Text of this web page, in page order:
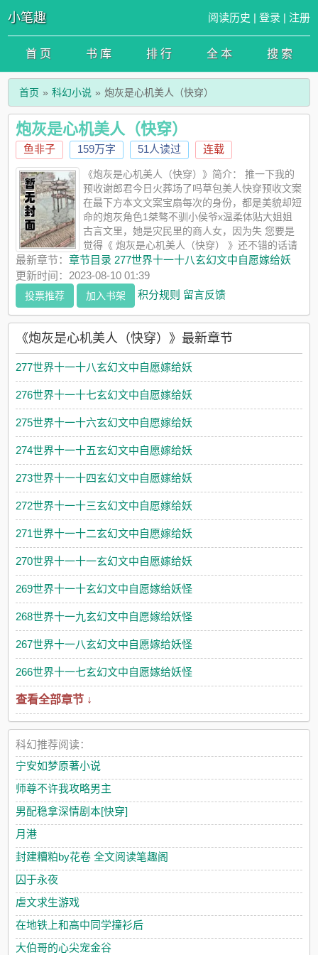
小笔趣 阅读历史 | 登录 | 注册
首 页 书 库 排 行 全 本 搜 索
首页 科幻小说 炮灰是心机美人（快穿）
炮灰是心机美人（快穿）
鱼非子 159万字 51人读过 连载
《炮灰是心机美人（快穿）》简介： 推一下我的
预收谢郎君今日火葬场了吗草包美人快穿预收文案
在最下方本文文案宝扇每次的身份，都是美貌却短
命的炮灰角色1桀骜不驯小侯爷x温柔体贴大姐姐
古言文里，她是灾民里的商人女，因为失 您要是
觉得《 炮灰是心机美人（快穿） 》还不错的话请
不要忘记向您QQ群和微博微信里的朋友推荐哦！
最新章节：章节目录 277世界十一十八玄幻文中自愿嫁给妖
更新时间：2023-08-10 01:39
投票推荐 加入书架 积分规则 留言反馈
《炮灰是心机美人（快穿）》最新章节
277世界十一十八玄幻文中自愿嫁给妖
276世界十一十七玄幻文中自愿嫁给妖
275世界十一十六玄幻文中自愿嫁给妖
274世界十一十五玄幻文中自愿嫁给妖
273世界十一十四玄幻文中自愿嫁给妖
272世界十一十三玄幻文中自愿嫁给妖
271世界十一十二玄幻文中自愿嫁给妖
270世界十一十一玄幻文中自愿嫁给妖
269世界十一十玄幻文中自愿嫁给妖怪
268世界十一九玄幻文中自愿嫁给妖怪
267世界十一八玄幻文中自愿嫁给妖怪
266世界十一七玄幻文中自愿嫁给妖怪
查看全部章节 ↓
科幻推荐阅读：
宁安如梦原著小说
师尊不许我攻略男主
男配稳拿深情剧本[快穿]
月港
封建糟粕by花卷 全文阅读笔趣阁
囚于永夜
虐文求生游戏
在地铁上和高中同学撞衫后
大伯哥的心尖宠金谷